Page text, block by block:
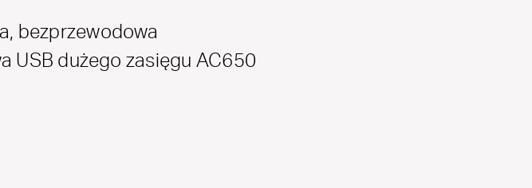
bezprzewodowa
USB dużego zasięgu AC650